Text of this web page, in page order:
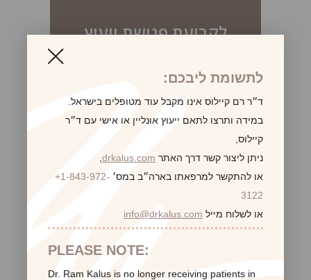
לקביעת פגישת ייעוץ
לתשומת ליבכם:
ד״ר רם קיילוס אינו מקבל עוד מטופלים בישראל.
במידה ותרצו לתאם ייעוץ אונליין או אישי עם ד״ר
קיילוס,
ניתן ליצור קשר דרך האתר drkalus.com
או להתקשר למרפאתו בארה״ב במס׳ +1-843-972-
3122
או לשלוח מייל info@drkalus.com
PLEASE NOTE:
Dr. Ram Kalus is no longer receiving patients in